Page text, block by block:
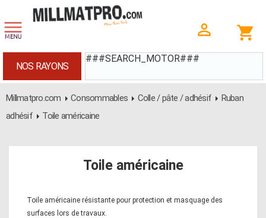
###SEARCH_MOTOR###
NOS RAYONS
Millmatpro.com Consommables Colle / pâte / adhésif
Ruban
adhésif
Toile américaine
Toile américaine
Toile américaine résistante pour protection et masquage des
surfaces lors de travaux.